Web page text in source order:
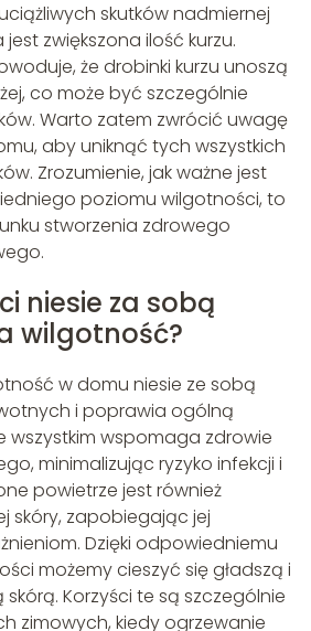
skutków nadmiernej
zwiększona ilość kurzu.
że drobinki kurzu unoszą
co może być szczególnie
Warto zatem zwrócić uwagę
aby uniknąć tych wszystkich
Zrozumienie, jak ważne jest
poziomu wilgotności, to
stworzenia zdrowego
niesie za sobą
wilgotność?
w domu niesie ze sobą
i poprawia ogólną
wszystkim wspomaga zdrowie
minimalizując ryzyko infekcji i
powietrze jest również
skóry, zapobiegając jej
Dzięki odpowiedniemu
możemy cieszyć się gładszą i
Korzyści te są szczególnie
zimowych, kiedy ogrzewanie